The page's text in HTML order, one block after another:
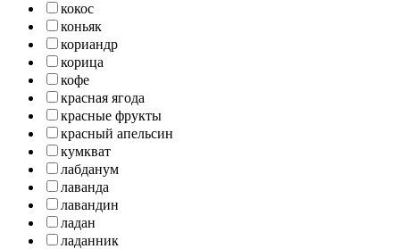
кокос
коньяк
кориандр
корица
кофе
красная ягода
красные фрукты
красный апельсин
кумкват
лабданум
лаванда
лавандин
ладан
ладанник